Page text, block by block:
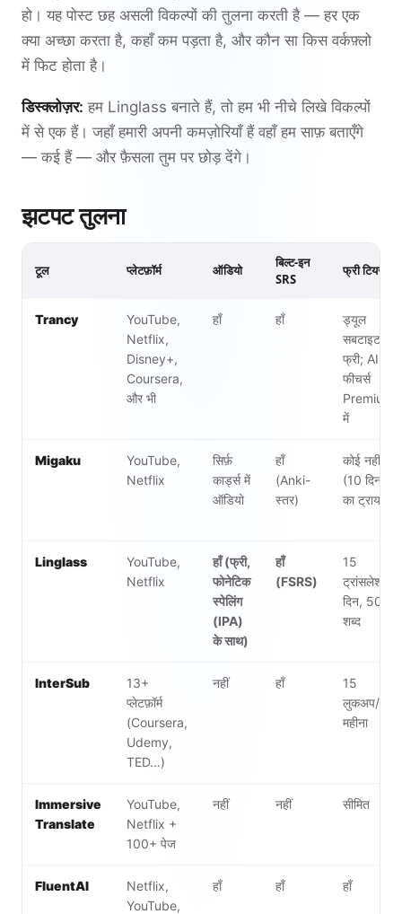
हो। यह पोस्ट छह असली विकल्पों की तुलना करती है — हर एक
क्या अच्छा करता है, कहाँ कम पड़ता है, और कौन सा किस वर्कफ़्लो
में फिट होता है।
डिस्क्लोज़र: हम Linglass बनाते हैं, तो हम भी नीचे लिखे विकल्पों
में से एक हैं। जहाँ हमारी अपनी कमज़ोरियाँ हैं वहाँ हम साफ़ बताएँगे
— कई हैं — और फ़ैसला तुम पर छोड़ देंगे।
झटपट तुलना
टूल प्लेटफ़ॉर्म ऑडियो
बिल्ट-इन
SRS
फ्री टियर
Trancy
YouTube,
Netflix,
Disney+,
Coursera,
और भी
हाँ हाँ
ड्यूल
सबटाइटल
फ्री; AI
फीचर्स
Premium
में
Migaku
YouTube,
Netflix
सिर्फ़
कार्ड्स में
ऑडियो
हाँ
(Anki-
स्तर)
कोई नहीं
(10 दिन
का ट्रायल)
Linglass
YouTube,
Netflix
हाँ (फ्री,
फोनेटिक
स्पेलिंग
(IPA)
के साथ)
हाँ
(FSRS)
15
ट्रांसलेशन/
दिन, 50
शब्द
InterSub
13+
प्लेटफ़ॉर्म
(Coursera,
Udemy,
TED…)
नहीं हाँ
15
लुकअप/
महीना
Immersive
Translate
YouTube,
Netflix +
100+ पेज
नहीं नहीं सीमित
FluentAI
Netflix,
YouTube,
हाँ हाँ हाँ